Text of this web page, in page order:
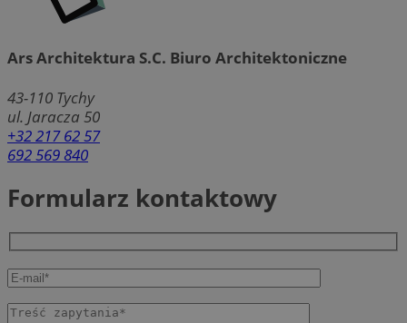
Ars Architektura S.C. Biuro Architektoniczne
43-110 Tychy
ul. Jaracza 50
+32 217 62 57
692 569 840
Formularz kontaktowy